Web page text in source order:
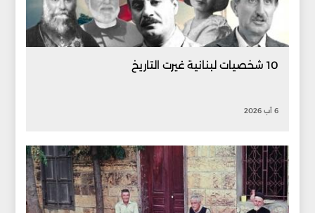
10 شخصيات لبنانية غيرت التاريخ
6 آب 2026